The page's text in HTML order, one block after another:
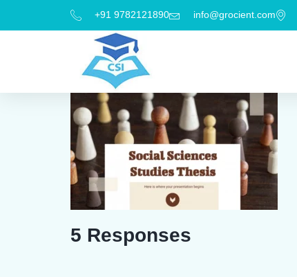
+91 9782121890 info@grocient.com
5 Responses